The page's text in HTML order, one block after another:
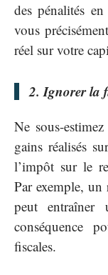
des pénalités
vous
réel sur votre
2. Ignorer la
Ne sous-
gains réalisés
l’impôt sur le
Par exemple, un
peut entraîner
conséquence
fiscales.